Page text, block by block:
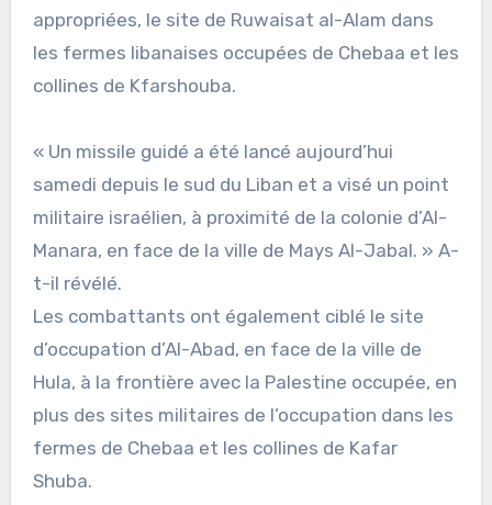
appropriées, le site de Ruwaisat al-Alam dans
les fermes libanaises occupées de Chebaa et les
collines de Kfarshouba.
« Un missile guidé a été lancé aujourd’hui
samedi depuis le sud du Liban et a visé un point
militaire israélien, à proximité de la colonie d’Al-
Manara, en face de la ville de Mays Al-Jabal. » A-
t-il révélé.
Les combattants ont également ciblé le site
d’occupation d’Al-Abad, en face de la ville de
Hula, à la frontière avec la Palestine occupée, en
plus des sites militaires de l’occupation dans les
fermes de Chebaa et les collines de Kafar
Shuba.